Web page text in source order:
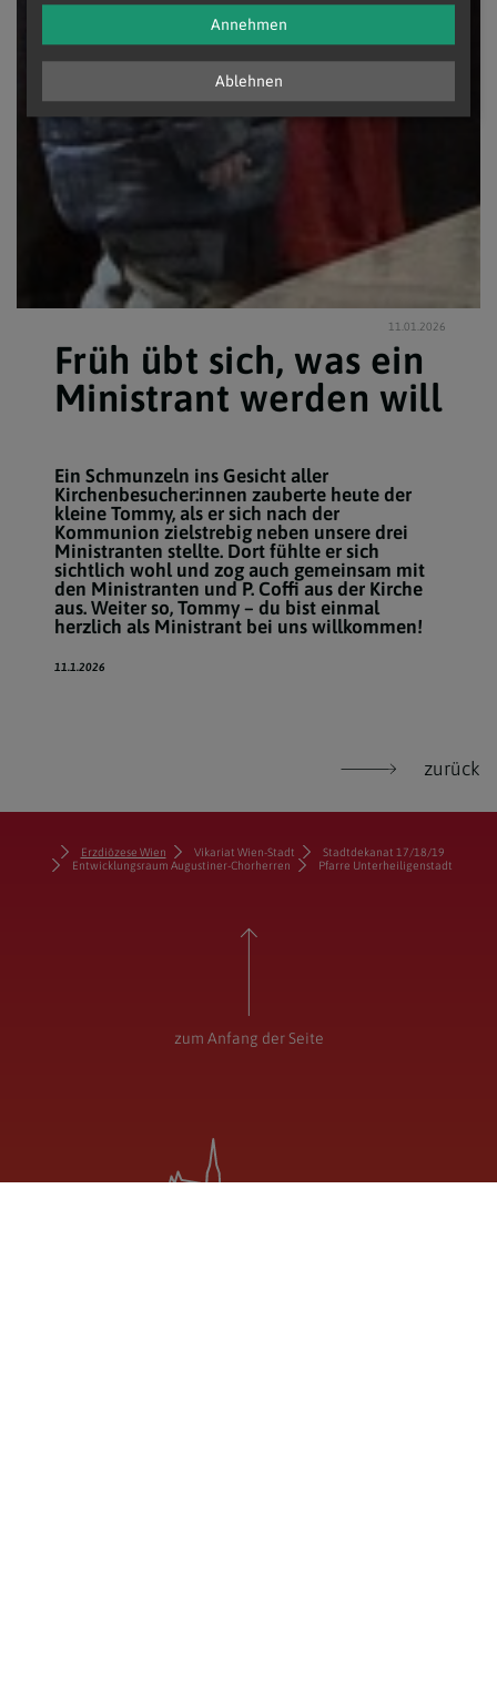
11.01.2026
Früh übt sich, was ein
Ministrant werden will
Ein Schmunzeln ins Gesicht aller
Kirchenbesucher:innen zauberte heute der
kleine Tommy, als er sich nach der
Kommunion zielstrebig neben unsere drei
Ministranten stellte. Dort fühlte er sich
sichtlich wohl und zog auch gemeinsam mit
den Ministranten und P. Coffi aus der Kirche
aus. Weiter so, Tommy – du bist einmal
herzlich als Ministrant bei uns willkommen!
11.1.2026
zurück
Erzdiözese Wien Vikariat Wien-Stadt
Stadtdekanat 17/18/19
Entwicklungsraum Augustiner-Chorherren
Pfarre Unterheiligenstadt
zum Anfang der Seite
Ablehnen
Annehmen